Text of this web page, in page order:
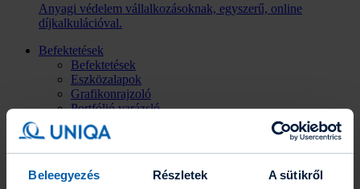
Beleegyezés Részletek A sütikről
Anyagi védelem vállalkozásoknak, egyszerű, online
díjkalkulációval.
Befektetések
Befektetések
Eszközalapok
Grafikonrajzoló
Portfólió varázsló
Befektetési hírlevél
Fenntarthatóság
Az UNIQA-ról
Hírek